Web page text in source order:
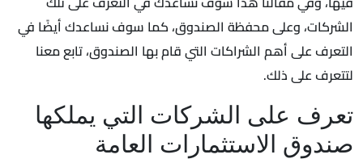
الشركات، وعلى محفظة الصندوق، كما سوف نساعدك أيضًا في
التعرف على أهم الشراكات التي قام بها الصندوق، تابع معنا
لتتعرف على ذلك.
تعرف على الشركات التي يملكها
صندوق الاستثمارات العامة